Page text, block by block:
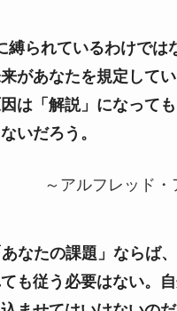
縛られているわけでは
があなたを規定して
は「解説」になって
いだろう。
～アルフレッド・
なたの課題」ならば
も従う必要はない。